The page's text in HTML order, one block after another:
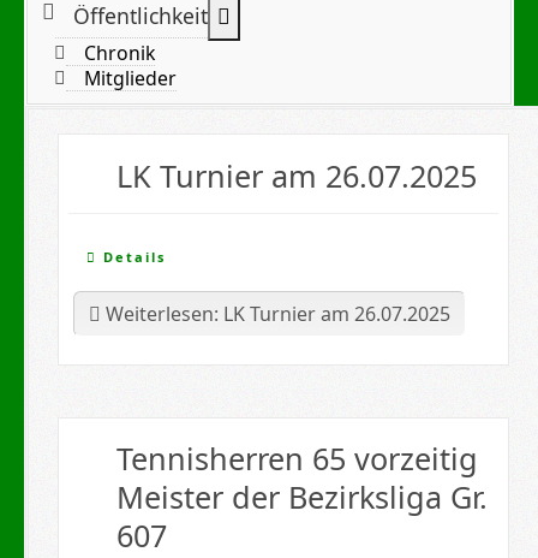
Öffentlichkeit
Chronik
Mitglieder
LK Turnier am 26.07.2025
Details
Weiterlesen: LK Turnier am 26.07.2025
Tennisherren 65 vorzeitig
Meister der Bezirksliga Gr.
607